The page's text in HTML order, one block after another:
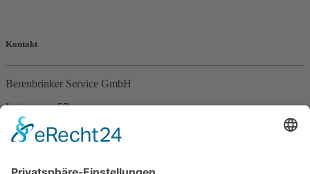
Kontakt
Berenbrinker Service GmbH
Leinenweg 57
33415 Verl